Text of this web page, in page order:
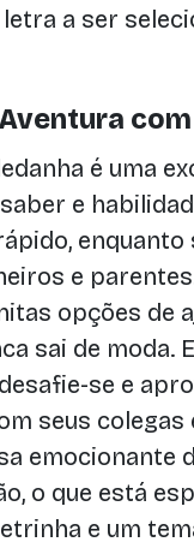
a ser
é uma
e
enquanto
e
opções de
sai de moda.
se e
seus colegas
emocionante
o que está
e um